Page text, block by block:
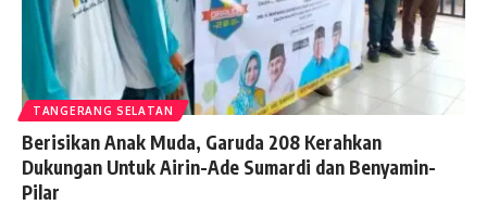
TANGERANG SELATAN
Berisikan Anak Muda, Garuda 208 Kerahkan
Dukungan Untuk Airin-Ade Sumardi dan Benyamin-
Pilar